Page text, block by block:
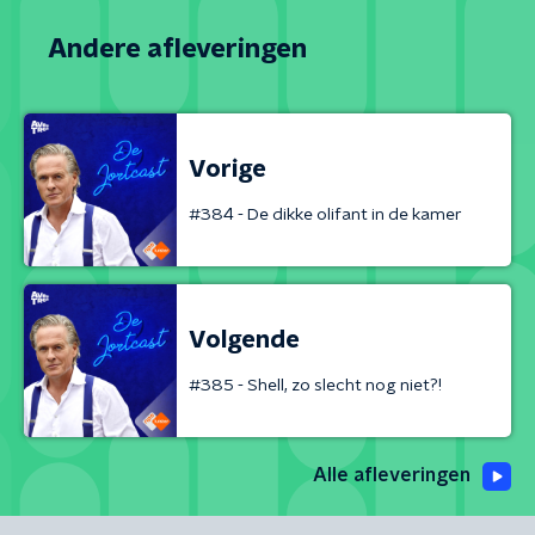
Andere afleveringen
Vorige
#384 - De dikke olifant in de kamer
Volgende
#385 - Shell, zo slecht nog niet?!
Alle afleveringen